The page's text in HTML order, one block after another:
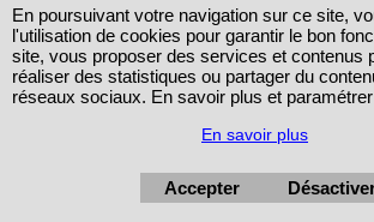
En poursuivant votre navigation sur ce site,
l'utilisation de cookies pour garantir le bon
site, vous proposer des services et contenus
réaliser des statistiques ou partager du
réseaux sociaux. En savoir plus et
En savoir plus
Accepter